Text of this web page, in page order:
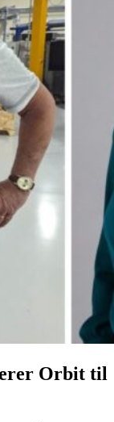
Orbit til